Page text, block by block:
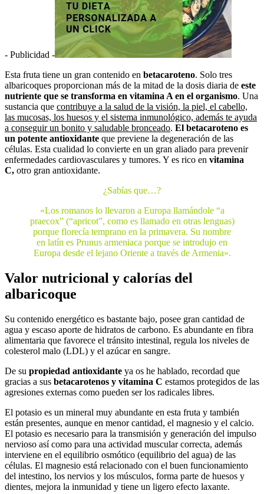
- Publicidad -
Esta fruta tiene un gran contenido en betacaroteno. Solo tres
albaricoques proporcionan más de la mitad de la dosis diaria de este
nutriente que se transforma en vitamina A en el organismo. Una
sustancia que contribuye a la salud de la visión, la piel, el cabello,
las mucosas, los huesos y el sistema inmunológico, además te ayuda
a conseguir un bonito y saludable bronceado. El betacaroteno es
un potente antioxidante que previene la degeneración de las
células. Esta cualidad lo convierte en un gran aliado para prevenir
enfermedades cardiovasculares y tumores. Y es rico en vitamina
C, otro gran antioxidante.
¿Sabías que…?
«Los romanos lo llevaron a Europa llamándole “a
praecox” (“apricot”, como es llamado en otras lenguas)
porque florecía temprano en la primavera. Su nombre
en latín es Prunus armeniaca porque se introdujo en
Europa desde el lejano Oriente a través de Armenia».
Valor nutricional y calorías del
albaricoque
Su contenido energético es bastante bajo, posee gran cantidad de
agua y escaso aporte de hidratos de carbono. Es abundante en fibra
alimentaria que favorece el tránsito intestinal, regula los niveles de
colesterol malo (LDL) y el azúcar en sangre.
De su propiedad antioxidante ya os he hablado, recordad que
gracias a sus betacarotenos y vitamina C estamos protegidos de las
agresiones externas como pueden ser los radicales libres.
El potasio es un mineral muy abundante en esta fruta y también
están presentes, aunque en menor cantidad, el magnesio y el calcio.
El potasio es necesario para la transmisión y generación del impulso
nervioso así como para una actividad muscular correcta, además
interviene en el equilibrio osmótico (equilibrio del agua) de las
células. El magnesio está relacionado con el buen funcionamiento
del intestino, los nervios y los músculos, forma parte de huesos y
dientes, mejora la inmunidad y tiene un ligero efecto laxante.